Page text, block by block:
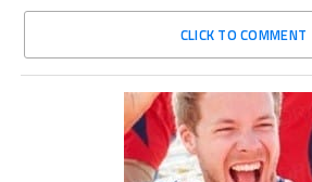
CLICK TO COMMENT